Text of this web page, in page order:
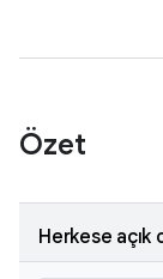
Özet
Herkese açık